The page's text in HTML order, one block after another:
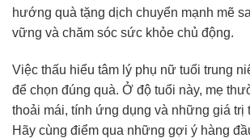
hướng quà tặng dịch chuyển mạnh mẽ
vững và chăm sóc sức khỏe chủ động.
Việc thấu hiểu tâm lý phụ nữ tuổi trung
để chọn đúng quà. Ở độ tuổi này, mẹ
thoải mái, tính ứng dụng và những giá trị
Hãy cùng điểm qua những gợi ý hàng